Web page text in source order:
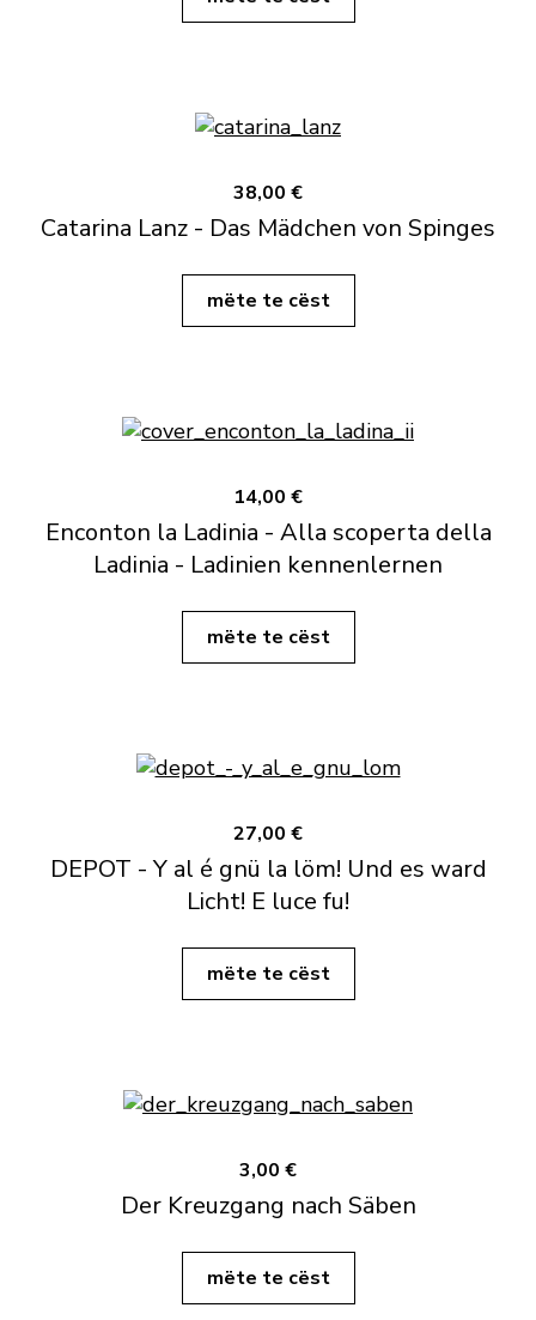
38,00 €
Catarina Lanz - Das Mädchen von Spinges
mëte te cëst
14,00 €
Enconton la Ladinia - Alla scoperta della
Ladinia - Ladinien kennenlernen
mëte te cëst
27,00 €
DEPOT - Y al é gnü la löm! Und es ward
Licht! E luce fu!
mëte te cëst
3,00 €
Der Kreuzgang nach Säben
mëte te cëst